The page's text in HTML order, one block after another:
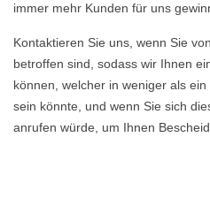
immer mehr Kunden für uns
Kontaktieren Sie uns, wenn Sie
betroffen sind, sodass wir Ihnen
können, welcher in weniger als
sein könnte, und wenn Sie sich
anrufen würde, um Ihnen